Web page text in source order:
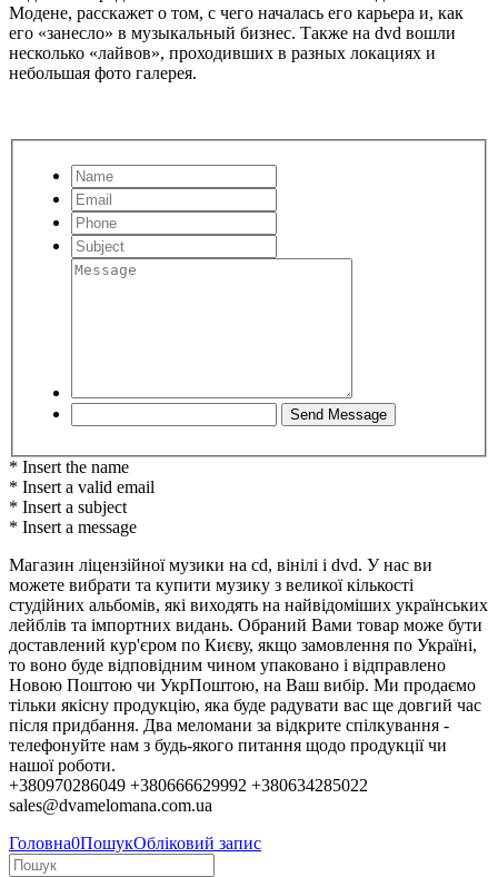
Модене, расскажет о том, с чего началась его карьера и, как
его «занесло» в музыкальный бизнес. Также на dvd вошли
несколько «лайвов», проходивших в разных локациях и
небольшая фото галерея.
* Insert the name
* Insert a valid email
* Insert a subject
* Insert a message
Магазин ліцензійної музики на cd, вінілі і dvd. У нас ви
можете вибрати та купити музику з великої кількості
студійних альбомів, які виходять на найвідоміших українських
лейблів та імпортних видань. Обраний Вами товар може бути
доставлений кур'єром по Києву, якщо замовлення по Україні,
то воно буде відповідним чином упаковано і відправлено
Новою Поштою чи УкрПоштою, на Ваш вибір. Ми продаємо
тільки якісну продукцію, яка буде радувати вас ще довгий час
після придбання. Два меломани за відкрите спілкування -
телефонуйте нам з будь-якого питання щодо продукції чи
нашої роботи.
+380970286049 +380666629992 +380634285022
sales@dvamelomana.com.ua
Головна0ПошукОбліковий запис